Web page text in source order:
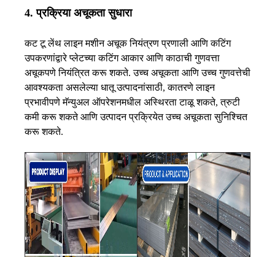
4. प्रक्रिया अचूकता सुधारा
कट टू लेंथ लाइन मशीन अचूक नियंत्रण प्रणाली आणि कटिंग
उपकरणांद्वारे प्लेटच्या कटिंग आकार आणि काठाची गुणवत्ता
अचूकपणे नियंत्रित करू शकते. उच्च अचूकता आणि उच्च गुणवत्तेची
आवश्यकता असलेल्या धातू उत्पादनांसाठी, कातरणे लाइन
प्रभावीपणे मॅन्युअल ऑपरेशनमधील अस्थिरता टाळू शकते, त्रुटी
कमी करू शकते आणि उत्पादन प्रक्रियेत उच्च अचूकता सुनिश्चित
करू शकते.